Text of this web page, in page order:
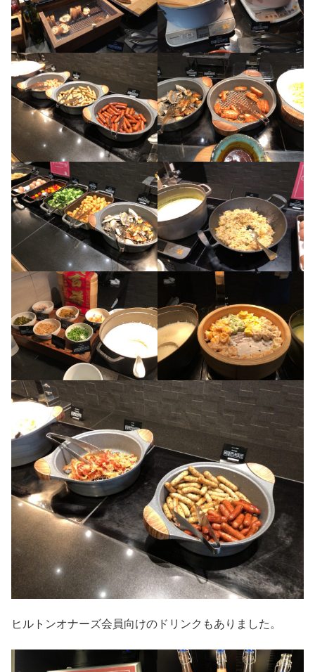
ヒルトンオナーズ会員向けのドリンクもありました。